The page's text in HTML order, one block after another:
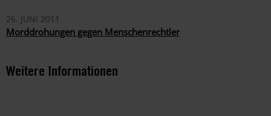
26. JUNI 2011
Morddrohungen gegen Menschenrechtler
Weitere Informationen